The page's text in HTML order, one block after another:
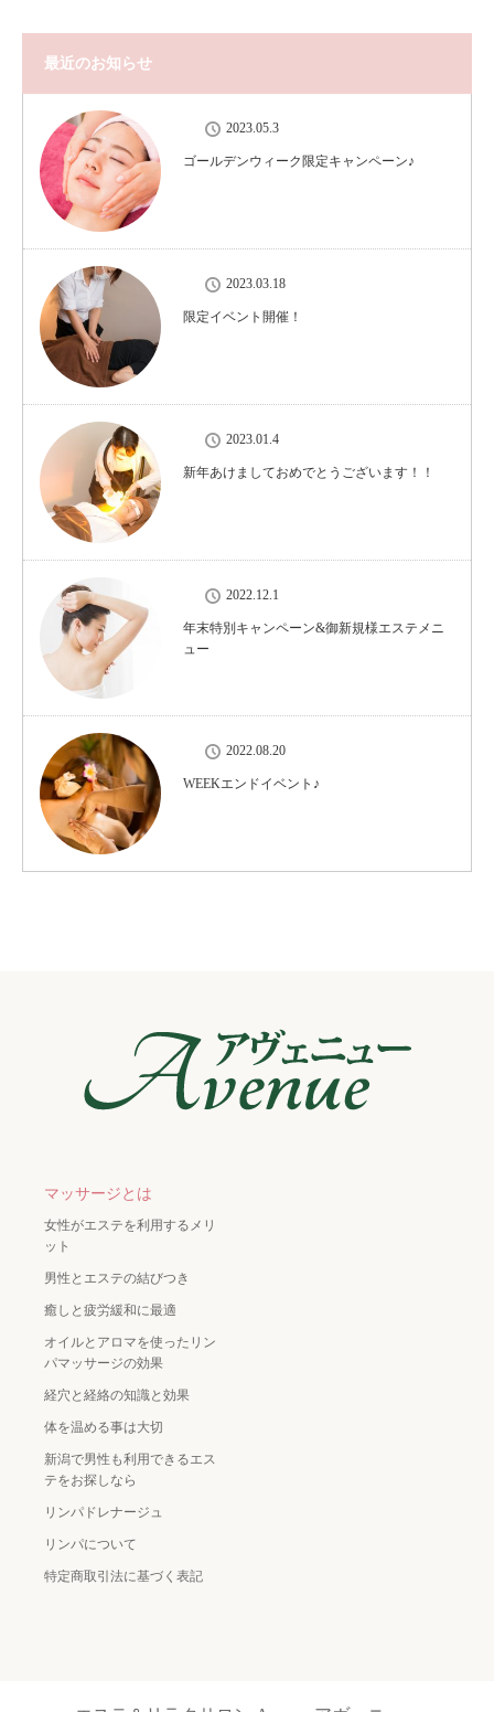
最近のお知らせ
2023.05.3
ゴールデンウィーク限定キャンペーン♪
2023.03.18
限定イベント開催！
2023.01.4
新年あけましておめでとうございます！！
2022.12.1
年末特別キャンペーン&御新規様エステメニ
ュー
2022.08.20
WEEKエンドイベント♪
マッサージとは
女性がエステを利用するメリ
ット
男性とエステの結びつき
癒しと疲労緩和に最適
オイルとアロマを使ったリン
パマッサージの効果
経穴と経絡の知識と効果
体を温める事は大切
新潟で男性も利用できるエス
テをお探しなら
リンパドレナージュ
リンパについて
特定商取引法に基づく表記